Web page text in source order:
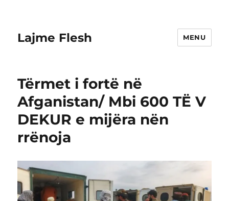
Lajme Flesh MENU
Tërmet i fortë në
Afganistan/ Mbi 600 TË V
DEKUR e mijëra nën
rrënoja